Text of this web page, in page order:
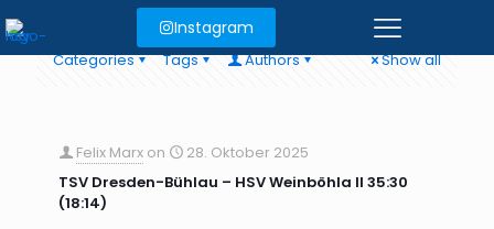
Instagram
Categories Tags Authors Show all
Felix Marx on
28. Oktober 2025
TSV Dresden-Bühlau – HSV Weinböhla II 35:30
(18:14)